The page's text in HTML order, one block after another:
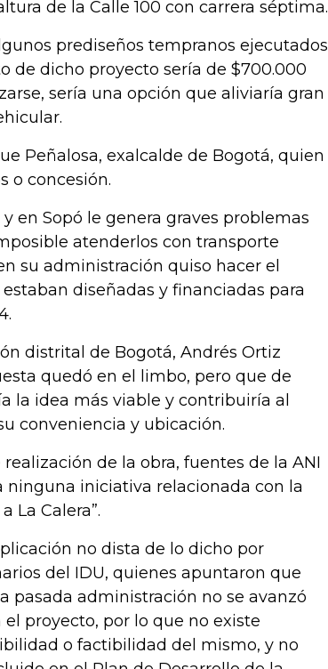
de la Calle 100 con carrera séptima.
prediseños tempranos ejecutados
de dicho proyecto sería de $700.000
sería una opción que aliviaría gran
Peñalosa, exalcalde de Bogotá, quien
o concesión.
en Sopó le genera graves problemas
atenderlos con transporte
su administración quiso hacer el
diseñadas y financiadas para
distrital de Bogotá, Andrés Ortiz
quedó en el limbo, pero que de
la idea más viable y contribuiría al
conveniencia y ubicación.
de la obra, fuentes de la ANI
ninguna iniciativa relacionada con la
La Calera”.
no dista de lo dicho por
del IDU, quienes apuntaron que
pasada administración no se avanzó
el proyecto, por lo que no existe
o factibilidad del mismo, y no